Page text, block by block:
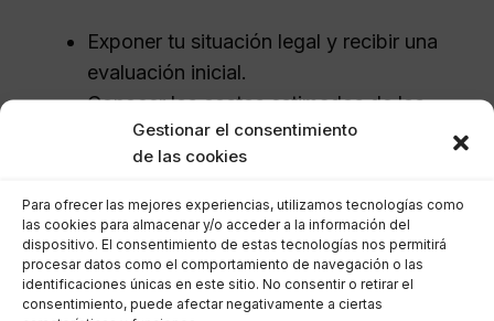
Gestionar el consentimiento
de las cookies
Para ofrecer las mejores experiencias, utilizamos tecnologías como
las cookies para almacenar y/o acceder a la información del
dispositivo. El consentimiento de estas tecnologías nos permitirá
procesar datos como el comportamiento de navegación o las
identificaciones únicas en este sitio. No consentir o retirar el
consentimiento, puede afectar negativamente a ciertas
Exponer tu situación legal y recibir una
evaluación inicial.
Conocer los costos estimados de los
servicios.
Consultar sobre el tiempo que podría
llevar tu trámite.
En AsesoraTech, ofrecemos un servicio de
consultas de documentación llamado«Papeles